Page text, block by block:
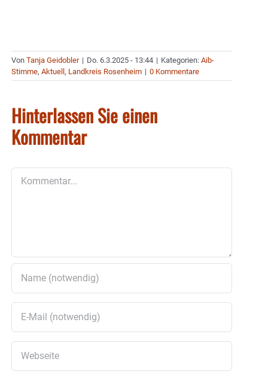
Von Tanja Geidobler | Do. 6.3.2025 - 13:44 | Kategorien: Aib-
Stimme, Aktuell, Landkreis Rosenheim | 0 Kommentare
Hinterlassen Sie einen
Kommentar